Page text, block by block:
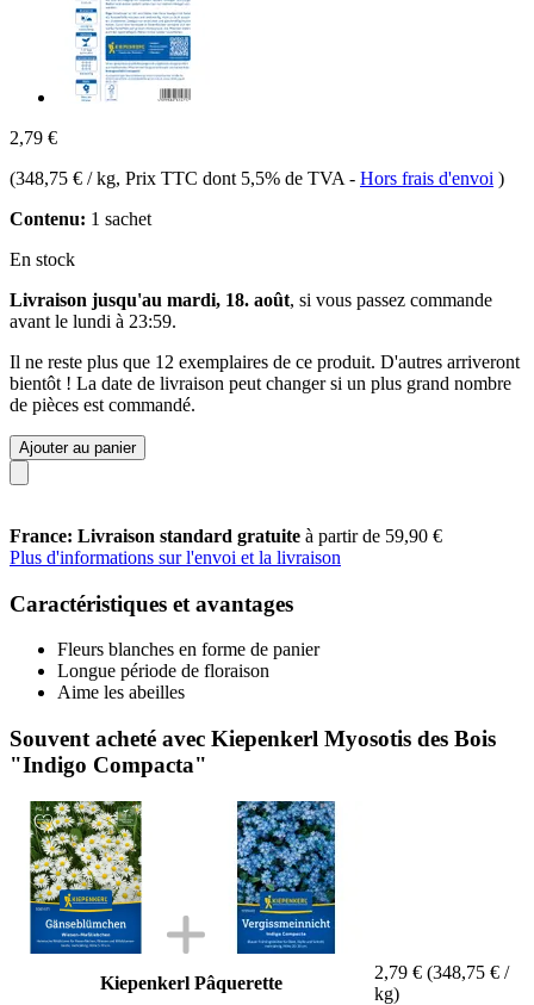
2,79 €
(348,75 € / kg, Prix TTC dont 5,5% de TVA - Hors frais d'envoi )
Contenu: 1 sachet
En stock
Livraison jusqu'au mardi, 18. août, si vous passez commande
avant le lundi à 23:59.
Il ne reste plus que 12 exemplaires de ce produit. D'autres arriveront
bientôt ! La date de livraison peut changer si un plus grand nombre
de pièces est commandé.
Ajouter au panier
France: Livraison standard gratuite à partir de 59,90 €
Plus d'informations sur l'envoi et la livraison
Caractéristiques et avantages
Fleurs blanches en forme de panier
Longue période de floraison
Aime les abeilles
Souvent acheté avec Kiepenkerl Myosotis des Bois
"Indigo Compacta"
Kiepenkerl Pâquerette
2,79 € (348,75 € /
kg)